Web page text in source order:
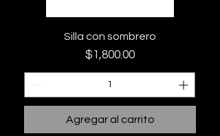
Silla con sombrero
Precio
$1,800.00
Agregar al carrito